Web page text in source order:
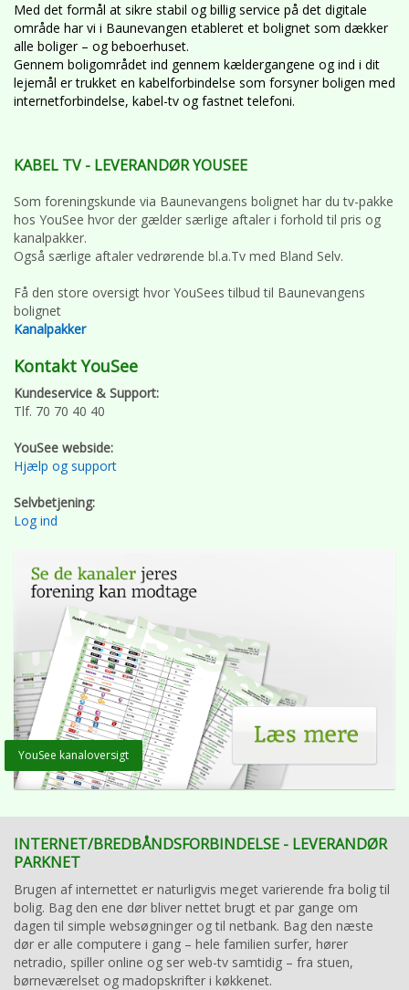
Med det formål at sikre stabil og billig service på det digitale
område har vi i Baunevangen etableret et bolignet som dækker
alle boliger – og beboerhuset.
Gennem boligområdet ind gennem kældergangene og ind i dit
lejemål er trukket en kabelforbindelse som forsyner boligen med
internetforbindelse, kabel-tv og fastnet telefoni.
KABEL TV - LEVERANDØR YOUSEE
Som foreningskunde via Baunevangens bolignet har du tv-pakke
hos YouSee hvor der gælder særlige aftaler i forhold til pris og
kanalpakker.
Også særlige aftaler vedrørende bl.a.Tv med Bland Selv.
Få den store oversigt hvor YouSees tilbud til Baunevangens
bolignet
Kanalpakker
Kontakt YouSee
Kundeservice & Support:
Tlf. 70 70 40 40
YouSee webside:
Hjælp og support
Selvbetjening:
Log ind
YouSee kanaloversigt
INTERNET/BREDBÅNDSFORBINDELSE - LEVERANDØR
PARKNET
Brugen af internettet er naturligvis meget varierende fra bolig til
bolig. Bag den ene dør bliver nettet brugt et par gange om
dagen til simple websøgninger og til netbank. Bag den næste
dør er alle computere i gang – hele familien surfer, hører
netradio, spiller online og ser web-tv samtidig – fra stuen,
børneværelset og madopskrifter i køkkenet.